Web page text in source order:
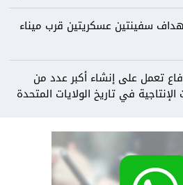
سفينتين عسكريتين قرب ميناء
تعمل على إنشاء أكبر عدد من
في تاريخ الولايات المتحدة